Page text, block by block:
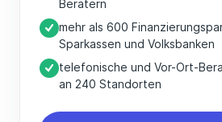
Beratern
mehr als 600
Sparkassen und Volksbanken
telefonische und Vor-Ort-
an 240 Standorten